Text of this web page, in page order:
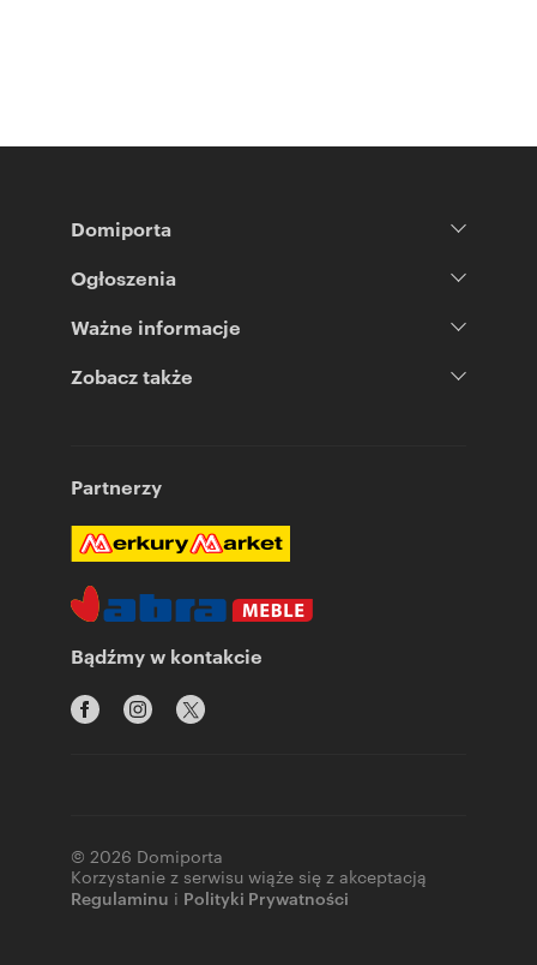
Domiporta
Ogłoszenia
Ważne informacje
Zobacz także
Partnerzy
Bądźmy w kontakcie
© 2026 Domiporta
Korzystanie z serwisu wiąże się z akceptacją
Regulaminu i Polityki Prywatności